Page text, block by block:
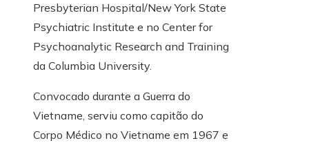
Presbyterian Hospital/New York State
Psychiatric Institute e no Center for
Psychoanalytic Research and Training
da Columbia University.
Convocado durante a Guerra do
Vietname, serviu como capitão do
Corpo Médico no Vietname em 1967 e